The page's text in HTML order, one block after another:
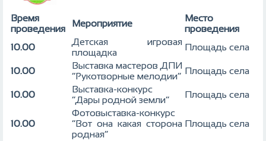
Время
проведения
Мероприятие
Место
проведения
10.00
Детская игровая
площадка
Площадь села
10.00
Выставка мастеров ДПИ
“Рукотворные мелодии”
Площадь села
10.00
Выставка-конкурс
“Дары родной земли”
Площадь села
10.00
Фотовыставка-конкурс
“Вот она какая сторона
родная”
Площадь села